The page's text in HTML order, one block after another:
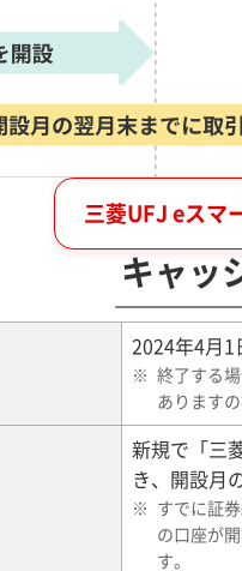
三菱UFJ eスマ
キャッ
2024年4月1
終了する
あります
新規で「三
き、開設月
すでに証
の口座が
す。